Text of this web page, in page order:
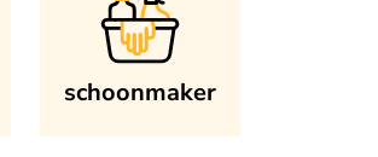
schoonmaker